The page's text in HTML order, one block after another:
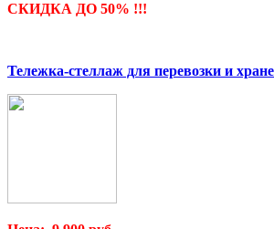
СКИДКА ДО 50% !!!
Тележка-стеллаж для перевозки и